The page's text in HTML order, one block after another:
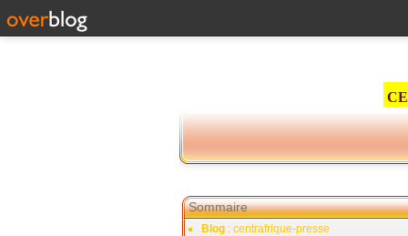
Sommaire
Blog : centrafrique-presse